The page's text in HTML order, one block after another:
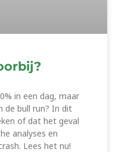
in een dag, maar
de bull run? In dit
of dat het geval
analyses en
Lees het nu!